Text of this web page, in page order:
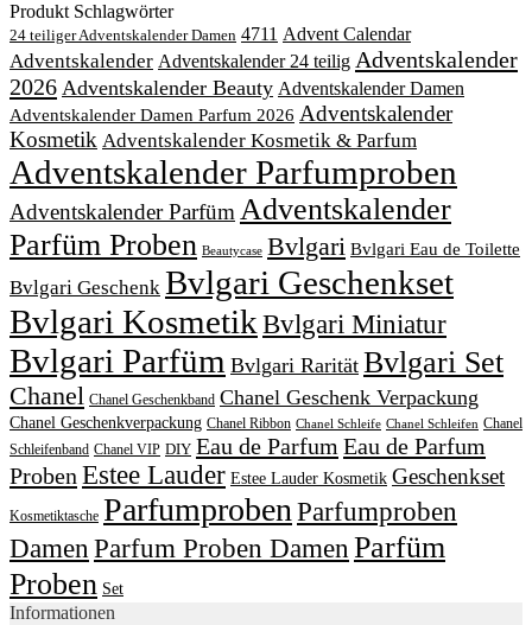
Produkt Schlagwörter
24 teiliger Adventskalender Damen 4711 Advent Calendar
Adventskalender Adventskalender 24 teilig Adventskalender
2026 Adventskalender Beauty Adventskalender Damen
Adventskalender Damen Parfum 2026 Adventskalender
Kosmetik Adventskalender Kosmetik & Parfum
Adventskalender Parfumproben
Adventskalender Parfüm Adventskalender
Parfüm Proben Beautycase Bvlgari Bvlgari Eau de Toilette
Bvlgari Geschenk Bvlgari Geschenkset
Bvlgari KosmetikBvlgari Miniatur
Bvlgari Parfüm Bvlgari Rarität Bvlgari Set
Chanel Chanel Geschenkband Chanel Geschenk Verpackung
Chanel Geschenkverpackung Chanel Ribbon Chanel Schleife Chanel Schleifen Chanel
Schleifenband Chanel VIP DIY Eau de Parfum Eau de Parfum
Proben Estee Lauder Estee Lauder Kosmetik Geschenkset
Kosmetiktasche Parfumproben Parfumproben
Damen Parfum Proben Damen Parfüm
Proben Set
Informationen